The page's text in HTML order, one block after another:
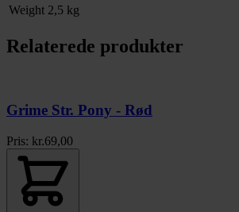
Weight 2,5 kg
Relaterede produkter
Grime Str. Pony - Rød
Pris: kr.69,00